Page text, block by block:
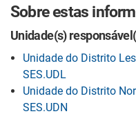
Sobre estas
Unidade(s)
Unidade do Distrito
SES.UDL
Unidade do Distrito
SES.UDN